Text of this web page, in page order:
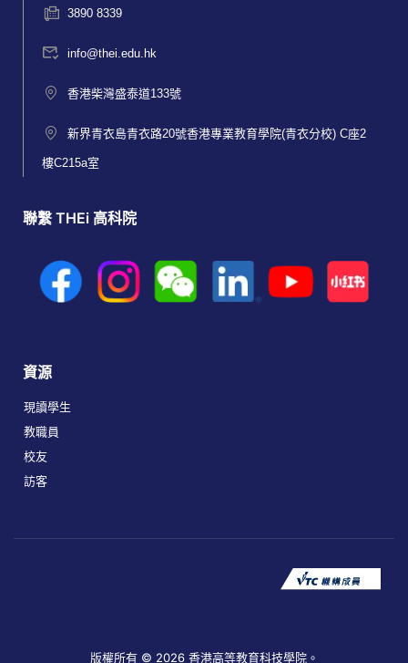
3890 8339
info@thei.edu.hk
香港柴灣盛泰道133號
新界青衣島青衣路20號香港專業教育學院(青衣分校) C座2
樓C215a室
聯繫 THEi 高科院
資源
現讀學生
教職員
校友
訪客
版權所有 © 2026 香港高等教育科技學院。